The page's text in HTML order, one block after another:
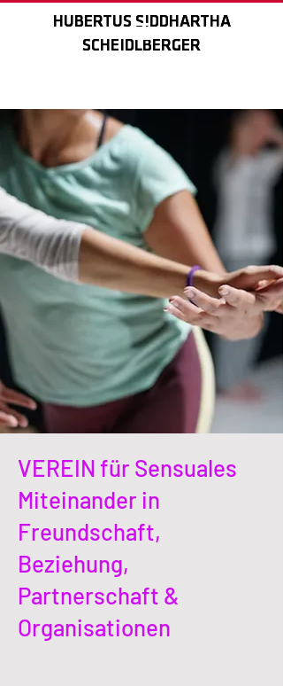
HUBERTUS SIDDHARTHA
SCHEIDLBERGER
HUBERTUS SIDDHARTHA
SCHEIDLBERGER
VEREIN für Sensuales
Miteinander in
Freundschaft,
Beziehung,
Partnerschaft &
Organisationen